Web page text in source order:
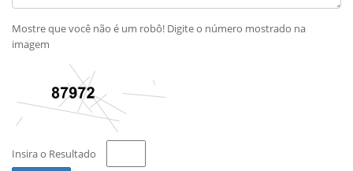
Mostre que você não é um robô! Digite o número mostrado na
imagem
Insira o Resultado